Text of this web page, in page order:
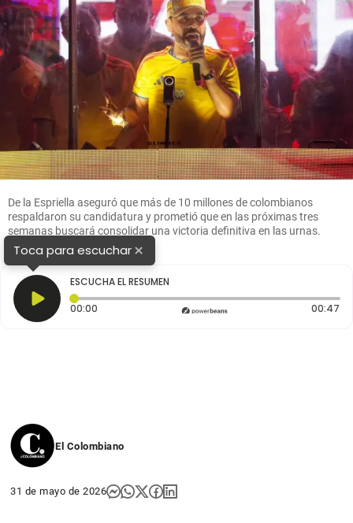
De la Espriella aseguró que más de 10 millones de colombianos
respaldaron su candidatura y prometió que en las próximas tres
semanas buscará consolidar una victoria definitiva en las urnas.
Foto: Colprensa
Toca para escuchar×
ESCUCHA EL RESUMEN
00:00 Tiempo transcurrido: 0 segundos 00:47
El Colombiano
31 de mayo de 2026